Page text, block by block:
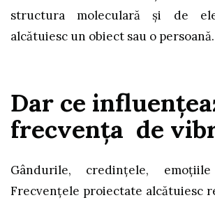
structura moleculară și de
alcătuiesc un obiect sau o persoană.
Dar ce
frecvența de
Gândurile, credințele,
Frecvențele proiectate alcătuiesc